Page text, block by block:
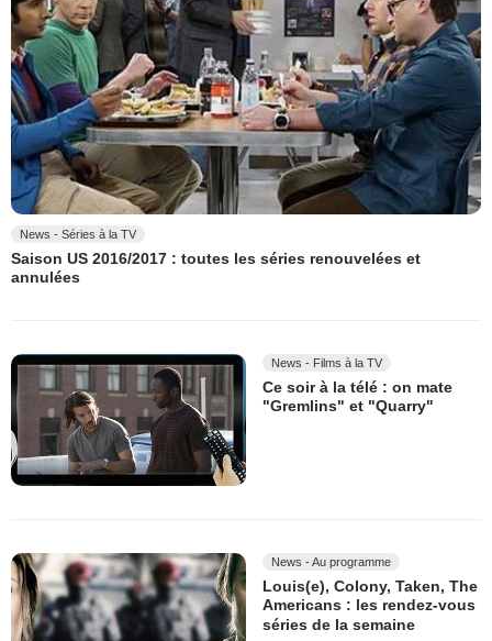
News - Séries à la TV
Saison US 2016/2017 : toutes les séries renouvelées et
annulées
News - Films à la TV
Ce soir à la télé : on mate
"Gremlins" et "Quarry"
News - Au programme
Louis(e), Colony, Taken, The
Americans : les rendez-vous
séries de la semaine